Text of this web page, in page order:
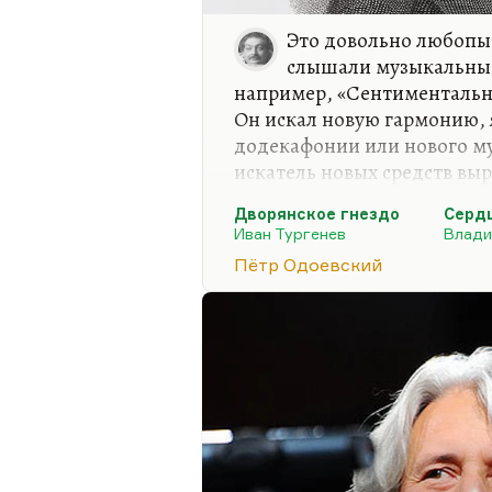
Это довольно
слышали
например,
Он искал новую
додекафонии или нового
искатель новых средств
клавесином, хотя это был
рояль, просто с большим
количеством клавиш. Там и
попытке записать
Дворянское гнездо
Иван Тургенев
Пётр Одоевский